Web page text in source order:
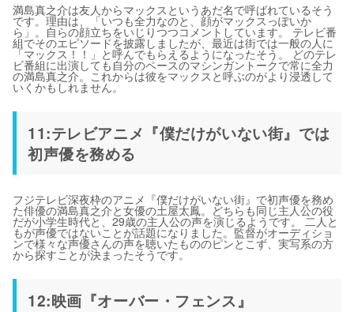
満島真之介は友人からマックスというあだ名で呼ばれているそう
です。理由は、「いつも全力なのと、顔がマックスっぽいか
ら」。自らの顔立ちをいじりつつコメントしています。 テレビ番
組でそのエピソードを披露しましたが、最近は街では一般の人に
「マックス！！」と呼んでもらえるようになったそう。 どのテレ
ビ番組に出演しても自分のペースのマシンガントークで常に全力
の満島真之介。これからは彼をマックスと呼ぶのがより浸透して
いくかもしれません。
11:テレビアニメ『僕だけがいない街』では
初声優を務める
フジテレビ深夜枠のアニメ『僕だけがいない街』で初声優を務め
た俳優の満島真之介と女優の土屋太鳳。どちらも同じ主人公の役
だが小学生時代と、29歳の主人公の声を演じるようです。 二人と
もが声優ではないことが話題になりました。監督がオーディショ
ンで様々な声優さんの声を聴いたもののピンとこず、実写系の方
から探すことが決まったそうです。
12:映画『オーバー・フェンス』